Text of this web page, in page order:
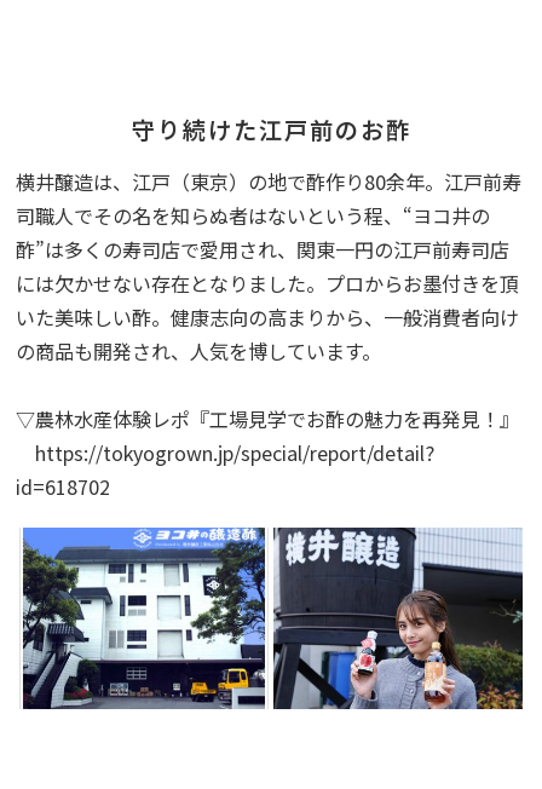
守り続けた江戸前のお酢
横井醸造は、江戸（東京）の地で酢作り80余年。江戸前寿
司職人でその名を知らぬ者はないという程、“ヨコ井の
酢”は多くの寿司店で愛用され、関東一円の江戸前寿司店
には欠かせない存在となりました。プロからお墨付きを頂
いた美味しい酢。健康志向の高まりから、一般消費者向け
の商品も開発され、人気を博しています。
▽農林水産体験レポ『工場見学でお酢の魅力を再発見！』
https://tokyogrown.jp/special/report/detail?
id=618702